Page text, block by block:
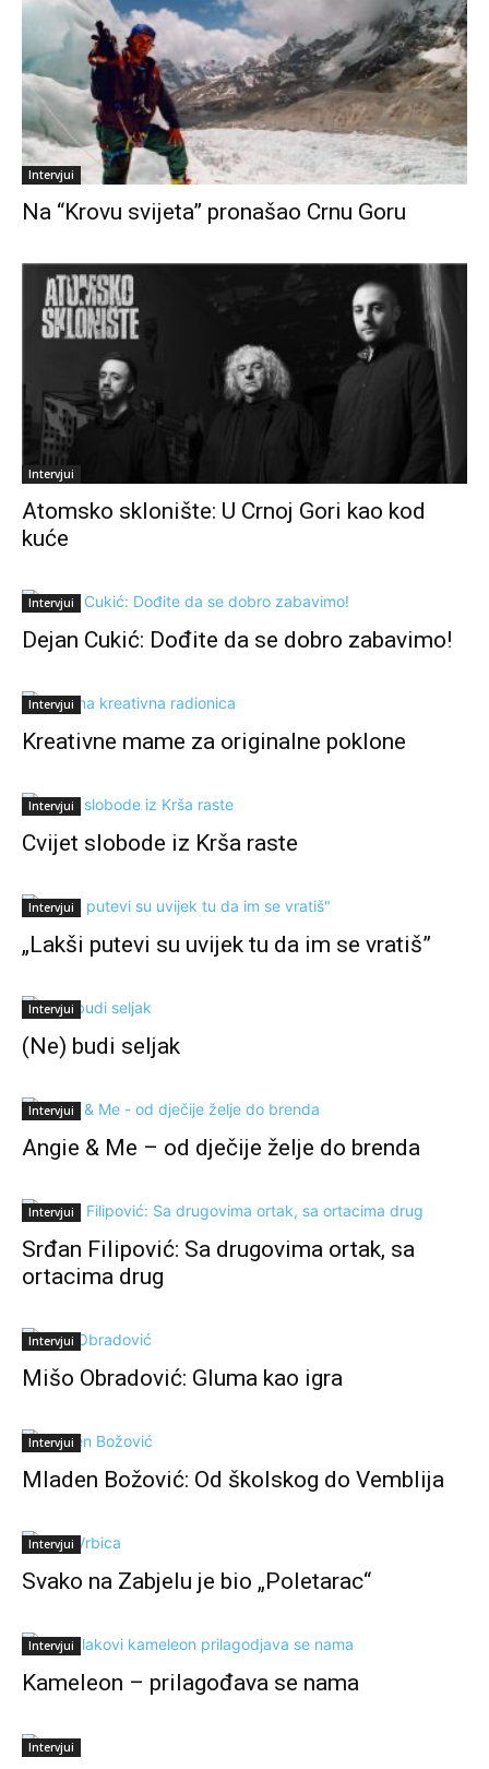
Intervjui
Na “Krovu svijeta” pronašao Crnu Goru
Intervjui
Atomsko sklonište: U Crnoj Gori kao kod
kuće
Intervjui
Dejan Cukić: Dođite da se dobro zabavimo!
Intervjui
Kreativne mame za originalne poklone
Intervjui
Cvijet slobode iz Krša raste
Intervjui
„Lakši putevi su uvijek tu da im se vratiš”
Intervjui
(Ne) budi seljak
Intervjui
Angie & Me – od dječije želje do brenda
Intervjui
Srđan Filipović: Sa drugovima ortak, sa
ortacima drug
Intervjui
Mišo Obradović: Gluma kao igra
Intervjui
Mladen Božović: Od školskog do Vemblija
Intervjui
Svako na Zabjelu je bio „Poletarac“
Intervjui
Kameleon – prilagođava se nama
Intervjui